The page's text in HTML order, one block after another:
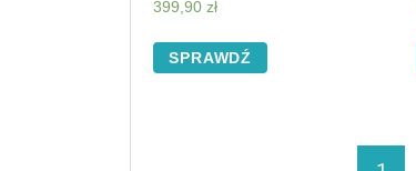
399,90 zł
SPRAWDŹ